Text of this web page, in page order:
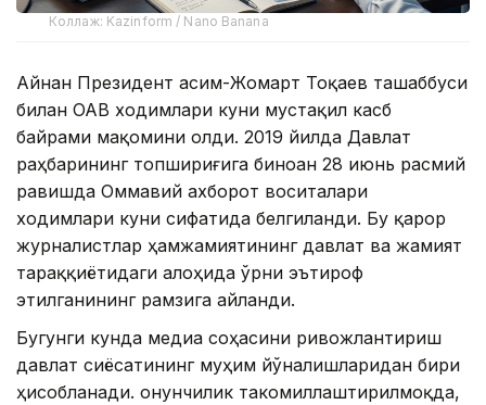
Коллаж: Kazinform / Nano Banana
Айнан Президент Қасим-Жомарт Тоқаев ташаббуси
билан ОАВ ходимлари куни мустақил касб
байрами мақомини олди. 2019 йилда Давлат
раҳбарининг топшириғига биноан 28 июнь расмий
равишда Оммавий ахборот воситалари
ходимлари куни сифатида белгиланди. Бу қарор
журналистлар ҳамжамиятининг давлат ва жамият
тараққиётидаги алоҳида ўрни эътироф
этилганининг рамзига айланди.
Бугунги кунда медиа соҳасини ривожлантириш
давлат сиёсатининг муҳим йўналишларидан бири
ҳисобланади. Қонунчилик такомиллаштирилмоқда,